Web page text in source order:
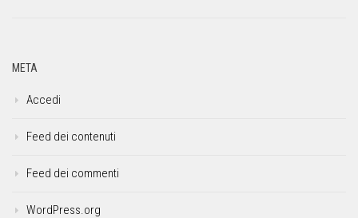
META
Accedi
Feed dei contenuti
Feed dei commenti
WordPress.org